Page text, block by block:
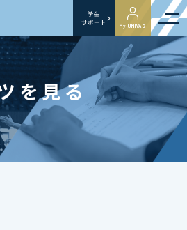
学生
サポート
My UNIVAS
を見る